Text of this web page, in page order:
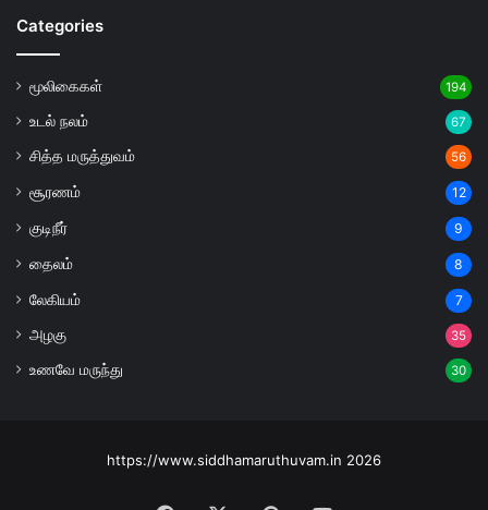
Categories
மூலிகைகள் 194
உடல் நலம் 67
சித்த மருத்துவம் 56
சூரணம் 12
குடிநீர் 9
தைலம் 8
லேகியம் 7
அழகு 35
உணவே மருந்து 30
https://www.siddhamaruthuvam.in 2026